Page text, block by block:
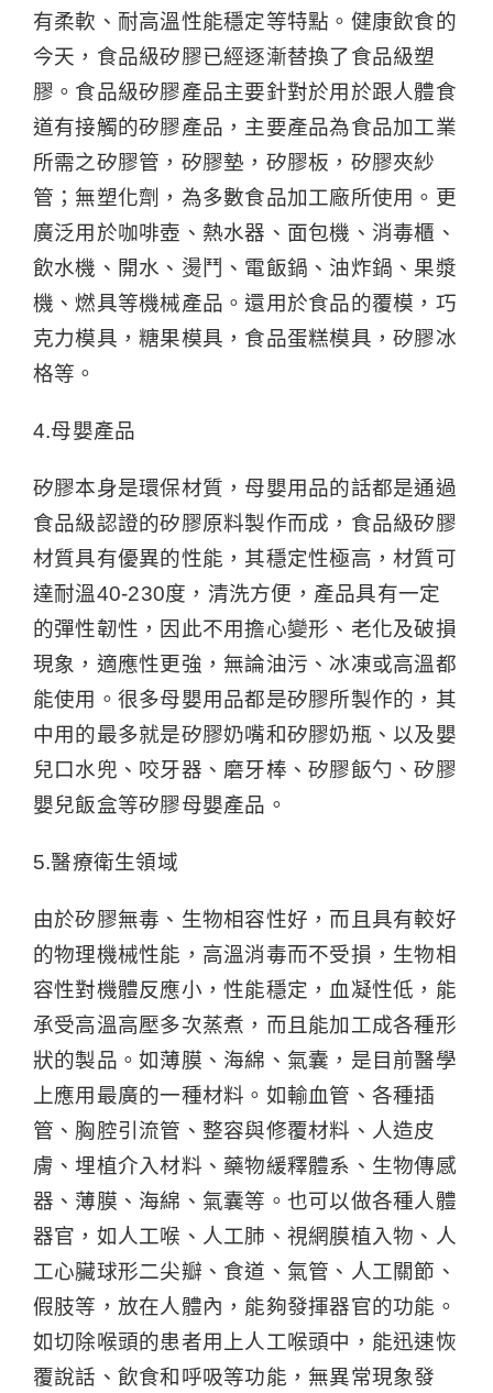
有柔軟、耐高溫性能穩定等特點。健康飲食的
今天，食品級矽膠已經逐漸替換了食品級塑
膠。食品級矽膠產品主要針對於用於跟人體食
道有接觸的矽膠產品，主要產品為食品加工業
所需之矽膠管，矽膠墊，矽膠板，矽膠夾紗
管；無塑化劑，為多數食品加工廠所使用。更
廣泛用於咖啡壺、熱水器、面包機、消毒櫃、
飲水機、開水、燙鬥、電飯鍋、油炸鍋、果漿
機、燃具等機械產品。還用於食品的覆模，巧
克力模具，糖果模具，食品蛋糕模具，矽膠冰
格等。
4.母嬰產品
矽膠本身是環保材質，母嬰用品的話都是通過
食品級認證的矽膠原料製作而成，食品級矽膠
材質具有優異的性能，其穩定性極高，材質可
達耐溫40-230度，清洗方便，產品具有一定
的彈性韌性，因此不用擔心變形、老化及破損
現象，適應性更強，無論油污、冰凍或高溫都
能使用。很多母嬰用品都是矽膠所製作的，其
中用的最多就是矽膠奶嘴和矽膠奶瓶、以及嬰
兒口水兜、咬牙器、磨牙棒、矽膠飯勺、矽膠
嬰兒飯盒等矽膠母嬰產品。
5.醫療衛生領域
由於矽膠無毒、生物相容性好，而且具有較好
的物理機械性能，高溫消毒而不受損，生物相
容性對機體反應小，性能穩定，血凝性低，能
承受高溫高壓多次蒸煮，而且能加工成各種形
狀的製品。如薄膜、海綿、氣囊，是目前醫學
上應用最廣的一種材料。如輸血管、各種插
管、胸腔引流管、整容與修覆材料、人造皮
膚、埋植介入材料、藥物緩釋體系、生物傳感
器、薄膜、海綿、氣囊等。也可以做各種人體
器官，如人工喉、人工肺、視網膜植入物、人
工心臟球形二尖瓣、食道、氣管、人工關節、
假肢等，放在人體內，能夠發揮器官的功能。
如切除喉頭的患者用上人工喉頭中，能迅速恢
覆說話、飲食和呼吸等功能，無異常現象發